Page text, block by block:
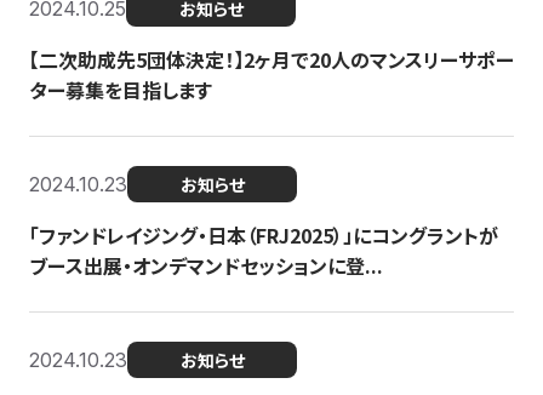
2024.10.25 お知らせ
【二次助成先5団体決定！】2ヶ月で20人のマンスリーサポー
ター募集を目指します
2024.10.23 お知らせ
「ファンドレイジング・日本（FRJ2025）」にコングラントが
ブース出展・オンデマンドセッションに登...
2024.10.23 お知らせ